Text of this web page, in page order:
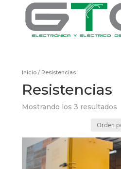
Inicio/ Resistencias
Resistencias
Mostrando los 3 resultados